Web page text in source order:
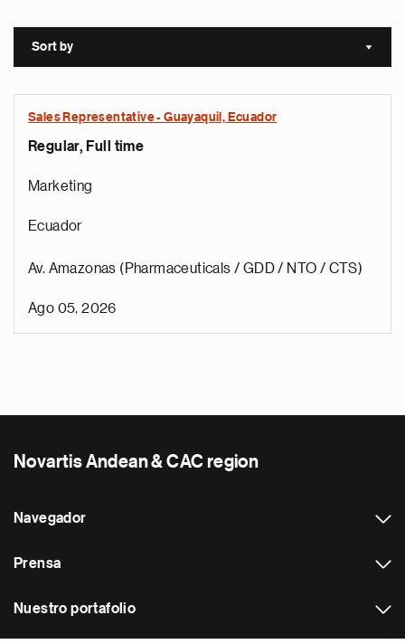
Sort by Sort
Sales Representative - Guayaquil, Ecuador
Regular, Full time
Marketing
Ecuador
Av. Amazonas (Pharmaceuticals / GDD / NTO / CTS)
Ago 05, 2026
Novartis Andean & CAC region
Navegador
Prensa
Nuestro portafolio